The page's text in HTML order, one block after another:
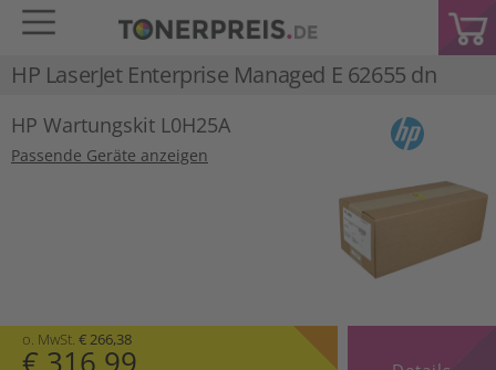
HP LaserJet Enterprise Managed E 62655 dn
HP Wartungskit L0H25A
Passende Geräte anzeigen
o. MwSt. € 266,38